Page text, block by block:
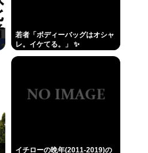
若者「ボディーバッグはオシャ
レ。イケてる。」 ✨
イチローの晩年(2011-2019)の